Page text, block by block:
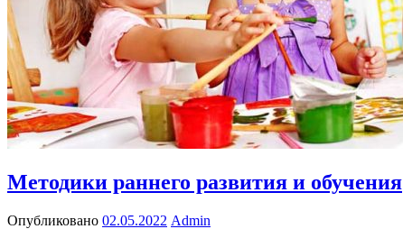
Методики раннего развития и обучения
Опубликовано 02.05.2022 Admin